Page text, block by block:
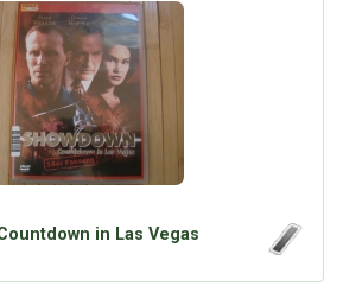
in Las Vegas